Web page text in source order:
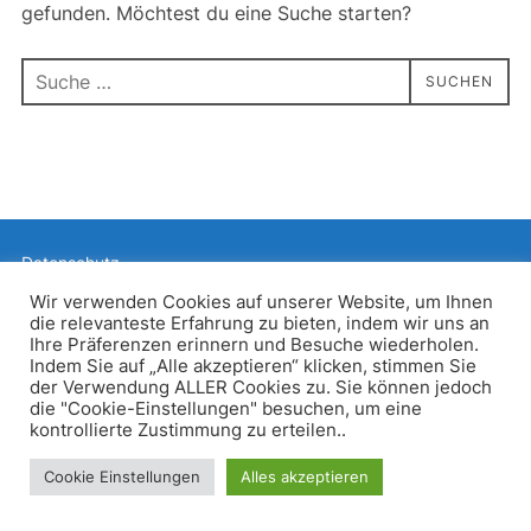
gefunden. Möchtest du eine Suche starten?
Suchen
nach:
SUCHEN
Datenschutz
Inspiro WordPress Theme von WPZOOM
Wir verwenden Cookies auf unserer Website, um Ihnen
die relevanteste Erfahrung zu bieten, indem wir uns an
Ihre Präferenzen erinnern und Besuche wiederholen.
Indem Sie auf „Alle akzeptieren“ klicken, stimmen Sie
der Verwendung ALLER Cookies zu. Sie können jedoch
die "Cookie-Einstellungen" besuchen, um eine
kontrollierte Zustimmung zu erteilen..
Cookie Einstellungen Alles akzeptieren